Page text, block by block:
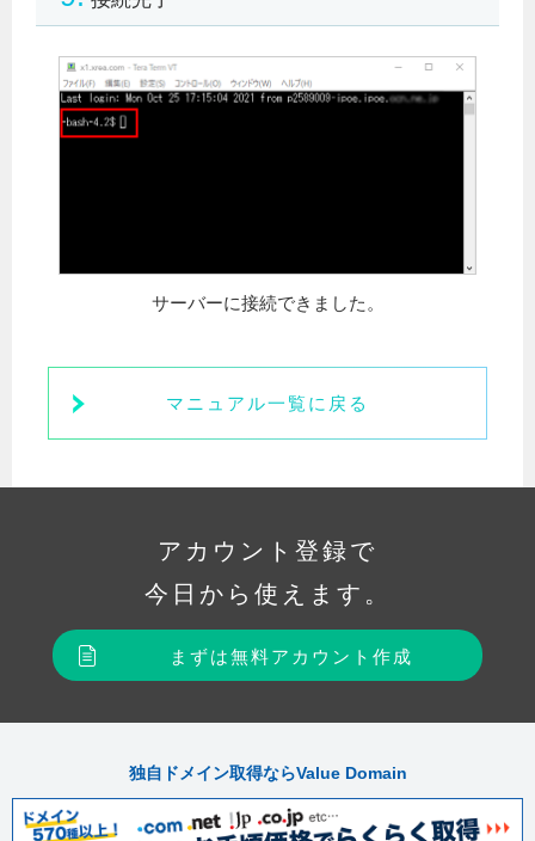
サーバーに接続できました。
マニュアル一覧に戻る
アカウント登録で
今日から使えます。
まずは無料アカウント作成
独自ドメイン取得ならValue Domain